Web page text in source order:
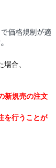
で価格規制が適
合、
新規売の注文
を行うことが